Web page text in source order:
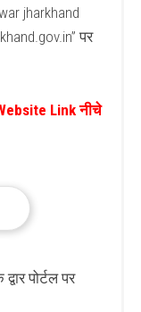
jharkhand
पर
Link नीचे
पोर्टल पर